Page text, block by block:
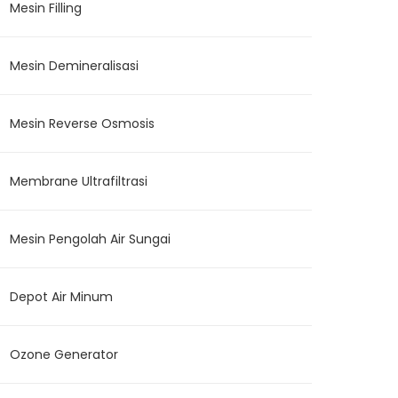
Mesin Filling
Mesin Demineralisasi
Mesin Reverse Osmosis
Membrane Ultrafiltrasi
Mesin Pengolah Air Sungai
Depot Air Minum
Ozone Generator